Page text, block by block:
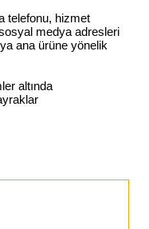
telefonu, hizmet
medya adresleri
ana ürüne yönelik
altında